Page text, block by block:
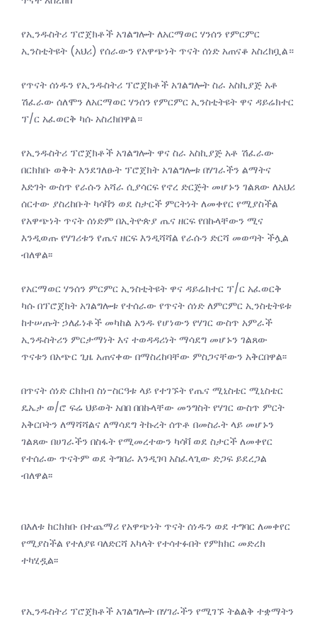
የኢንዱስትሪ ፕሮጀክቶች አገልግሎት ለአርማወር ሃንሰን የምርምር
ኢንስቲትዩት (አህሪ) የሰራውን የአዋጭነት ጥናት ሰነድ አጠናቆ አስረክቧል።
የጥናት ሰነዱን የኢንዱስትሪ ፕሮጀክቶች አገልግሎት ስራ አስኪያጅ አቶ
ሽፈራው ሰለሞን ለአርማወር ሃንሰን የምርምር ኢንስቲትዩት ዋና ዳይሬክተር
ፕ/ር አፈወርቅ ካሱ አስረክበዋል።
የኢንዱስትሪ ፕሮጀክቶች አገልግሎት ዋና ስራ አስኪያጅ አቶ ሽፈራው
በርክክቡ ወቅት እንደገለፁት ፕሮጀክት አገልግሎቱ በሃገራችን ልማትና
እድገት ውስጥ የራሱን አሻራ ሲያሳርፍ የኖረ ድርጅት መሆኑን ገልጸው ለአህሪ
ሰርተው ያስረከቡት ካሳቫን ወደ ስታርች ምርትነት ለመቀየር የሚያስችል
የአዋጭነት ጥናት ሰነድም በኢትዮጵያ ጤና ዘርፍ የበኩላቸውን ሚና
እንዲወጡ የሃገሪቱን የጤና ዘርፍ እንዲሻሻል የራሱን ድርሻ መወጣት ችሏል
ብለዋል፡፡
የአርማወር ሃንሰን ምርምር ኢንስቲትዩት ዋና ዳይሬክተር ፕ/ር አፈወርቅ
ካሱ በፕሮጀክት አገልግሎቱ የተሰራው የጥናት ሰነድ ለምርምር ኢንስቲትዩቱ
ከተሠጡት ኃለፊነቶች መካከል አንዱ የሆነውን የሃገር ውስጥ አምራች
ኢንዱስትሪን ምርታማነት እና ተወዳዳሪነት ማሳደግ መሆኑን ገልጸው
ጥናቱን በአጭር ጊዜ አጠናቀው በማስረከባቸው ምስጋናቸውን አቅርበዋል፡፡
በጥናት ሰነድ ርክክብ ስነ-ስርዓቱ ላይ የተገኙት የጤና ሚኒስቴር ሚኒስቴር
ዴኤታ ወ/ሮ ፍሬ ህይወት አበበ በበኩላቸው መንግስት የሃገር ውስጥ ምርት
አቅርቦትን ለማሻሻልና ለማሳደግ ትኩረት ሰጥቶ በመስራት ላይ መሆኑን
ገልጸው በሀገራችን በስፋት የሚመረተውን ካሳቫ ወደ ስታርች ለመቀየር
የተሰራው ጥናትም ወደ ትግበራ እንዲገባ አስፈላጊው ድጋፍ ይደረጋል
ብለዋል፡፡
በእለቱ ከርክክቡ በተጨማሪ የአዋጭነት ጥናት ሰነዱን ወደ ተግባር ለመቀየር
የሚያስችል የተለያዩ ባለድርሻ አካላት የተሳተፉበት የምክክር መድረክ
ተካሂዷል፡፡
የኢንዱስትሪ ፕሮጀክቶች አገልግሎት በሃገራችን የሚገኙ ትልልቅ ተቋማትን